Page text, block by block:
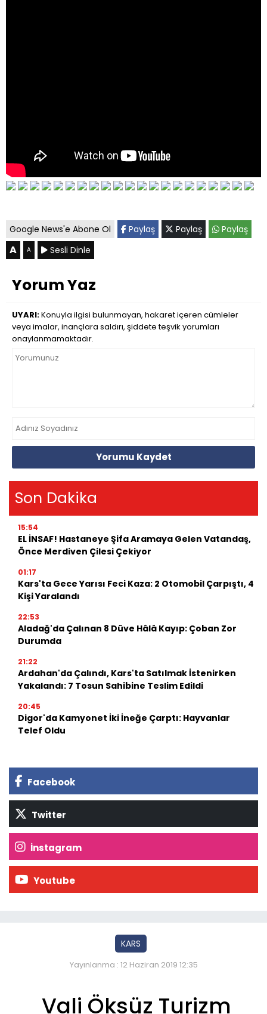
Google News'e Abone Ol Paylaş Paylaş Paylaş
A A Sesli Dinle
Yorum Yaz
UYARI:Konuyla ilgisi bulunmayan, hakaret içeren cümleler
veya imalar, inançlara saldırı, şiddete teşvik yorumları
onaylanmamaktadır.
Yorumu Kaydet
Son Dakika
15:54
EL İNSAF! Hastaneye Şifa Aramaya Gelen Vatandaş,
Önce Merdiven Çilesi Çekiyor
01:17
Kars'ta Gece Yarısı Feci Kaza: 2 Otomobil Çarpıştı, 4
Kişi Yaralandı
22:53
Aladağ'da Çalınan 8 Düve Hâlâ Kayıp: Çoban Zor
Durumda
21:22
Ardahan'da Çalındı, Kars'ta Satılmak İstenirken
Yakalandı: 7 Tosun Sahibine Teslim Edildi
20:45
Digor'da Kamyonet İki İneğe Çarptı: Hayvanlar
Telef Oldu
Facebook
Twitter
İnstagram
Youtube
KARS
Yayınlanma : 12 Haziran 2019 12:35
Vali Öksüz Turizm